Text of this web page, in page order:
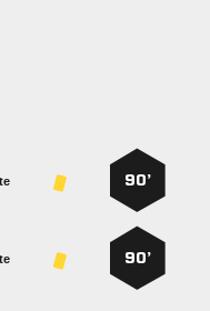
90’
90’